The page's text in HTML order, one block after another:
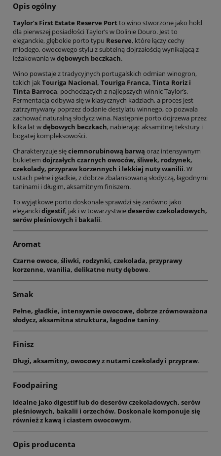
Opis ogólny
Taylor’s First Estate Reserve Port to wino stworzone jako hołd
dla pierwszej posiadłości Taylor’s w Dolinie Douro. Jest to
eleganckie, głębokie porto typu Reserve, które łączy cechy
młodego, owocowego stylu z subtelną dojrzałością wynikającą z
leżakowania wdębowych beczkach.
Wino powstaje z tradycyjnych portugalskich odmian winogron,
takich jakTouriga Nacional, Touriga Franca, Tinta Roriz i
Tinta Barroca, pochodzących z najlepszych winnic Taylor’s.
Fermentacja odbywa się w klasycznych kadziach, a proces jest
zatrzymywany poprzez dodanie destylatu winnego, co pozwala
zachować naturalną słodycz wina. Następnie porto dojrzewa przez
kilka lat wdębowych beczkach, nabierając aksamitnej tekstury i
bogatej kompleksowości.
Charakteryzuje sięciemnorubinową barwą oraz intensywnym
bukietem dojrzałych czarnych owoców, śliwek, rodzynek,
czekolady, przypraw korzennych i lekkiej nuty wanilii. W
ustach pełne i gładkie, z dobrze zbalansowaną słodyczą, łagodnymi
taninami i długim, aksamitnym finiszem.
To wyjątkowe porto doskonale sprawdzi się zarówno jako
elegancki digestif, jak i w towarzystwiedeserów czekoladowych,
serów pleśniowych i bakalii.
Aromat
Czarne owoce, śliwki, rodzynki, czekolada, przyprawy
korzenne, wanilia, delikatne nuty dębowe.
Smak
Pełne, gładkie, intensywnie owocowe, dobrze zrównoważona
słodycz, aksamitna struktura, łagodne taniny.
Finisz
Długi, aksamitny, owocowy z nutami czekolady i przypraw.
Foodpairing
Idealne jako digestif lub do deserów czekoladowych, serów
pleśniowych, bakalii i orzechów. Doskonale komponuje się
również z kawą i ciastem owocowym.
Opis producenta